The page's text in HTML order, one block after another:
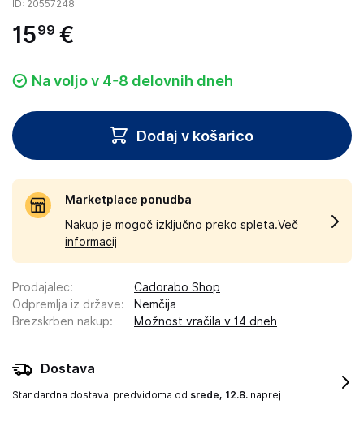
ID: 20557248
1599 €
Na voljo v 4-8 delovnih dneh
Dodaj v košarico
Marketplace ponudba
Nakup je mogoč izključno preko spleta.Več
informacij
Prodajalec:
Cadorabo Shop
Odpremlja iz države:
Nemčija
Brezskrben nakup: Možnost vračila v 14 dneh
Dostava
Standardna dostava predvidoma od srede, 12.8. naprej